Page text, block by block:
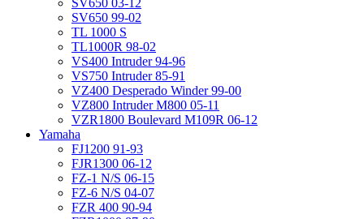
SV650 03-12
SV650 99-02
TL 1000 S
TL1000R 98-02
VS400 Intruder 94-96
VS750 Intruder 85-91
VZ400 Desperado Winder 99-00
VZ800 Intruder M800 05-11
VZR1800 Boulevard M109R 06-12
Yamaha
FJ1200 91-93
FJR1300 06-12
FZ-1 N/S 06-15
FZ-6 N/S 04-07
FZR 400 90-94